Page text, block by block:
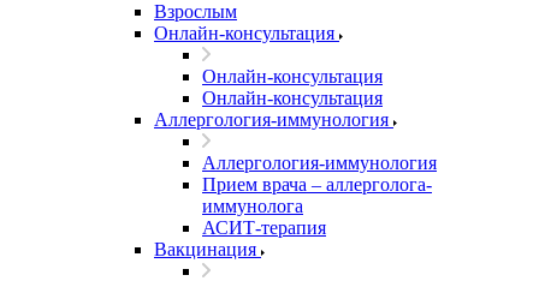
Взрослым
Онлайн-консультация
Онлайн-консультация
Онлайн-консультация
Аллергология-иммунология
Аллергология-иммунология
Прием врача – аллерголога-
иммунолога
АСИТ-терапия
Вакцинация